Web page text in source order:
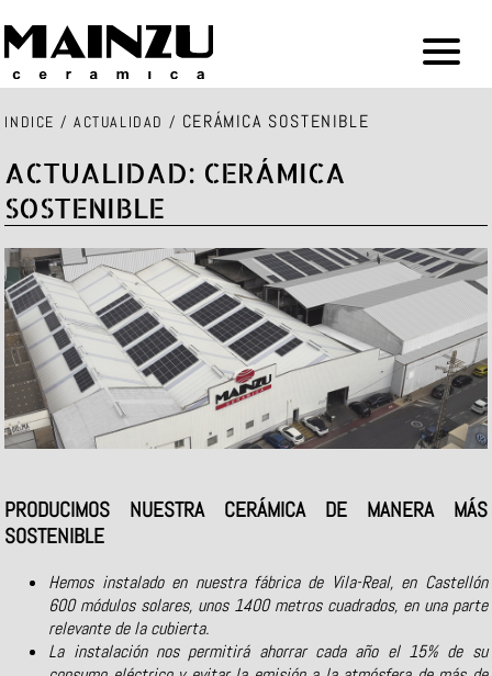
INDICE / ACTUALIDAD / CERÁMICA SOSTENIBLE
ACTUALIDAD: CERÁMICA
SOSTENIBLE
PRODUCIMOS NUESTRA CERÁMICA DE MANERA MÁS
SOSTENIBLE
Hemos instalado en nuestra fábrica de Vila-Real, en Castellón
600 módulos solares, unos 1400 metros cuadrados, en una parte
relevante de la cubierta.
La instalación nos permitirá ahorrar cada año el 15% de su